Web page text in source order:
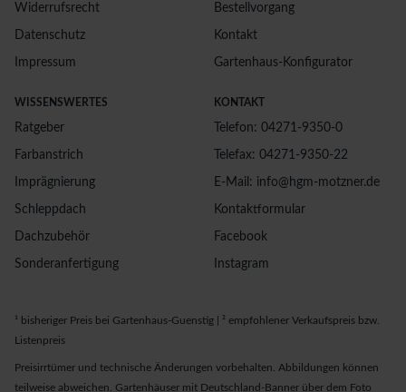
Widerrufsrecht
Datenschutz
Impressum
Bestellvorgang
Kontakt
Gartenhaus-Konfigurator
WISSENSWERTES
Ratgeber
Farbanstrich
Imprägnierung
Schleppdach
Dachzubehör
Sonderanfertigung
KONTAKT
Telefon: 04271-9350-0
Telefax: 04271-9350-22
E-Mail: info@hgm-motzner.de
Kontaktformular
Facebook
Instagram
¹ bisheriger Preis bei Gartenhaus-Guenstig | ² empfohlener Verkaufspreis bzw.
Listenpreis
Preisirrtümer und technische Änderungen vorbehalten. Abbildungen können
teilweise abweichen. Gartenhäuser mit Deutschland-Banner über dem Foto